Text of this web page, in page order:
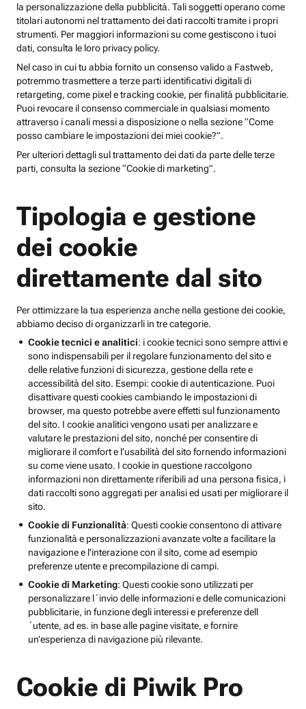
la personalizzazione della pubblicità. Tali soggetti operano come
titolari autonomi nel trattamento dei dati raccolti tramite i propri
strumenti. Per maggiori informazioni su come gestiscono i tuoi
dati, consulta le loro privacy policy.
Nel caso in cui tu abbia fornito un consenso valido a Fastweb,
potremmo trasmettere a terze parti identificativi digitali di
retargeting, come pixel e tracking cookie, per finalità pubblicitarie.
Puoi revocare il consenso commerciale in qualsiasi momento
attraverso i canali messi a disposizione o nella sezione “Come
posso cambiare le impostazioni dei miei cookie?”.
Per ulteriori dettagli sul trattamento dei dati da parte delle terze
parti, consulta la sezione “Cookie di marketing”.
Tipologia e gestione
dei cookie
direttamente dal sito
Per ottimizzare la tua esperienza anche nella gestione dei cookie,
abbiamo deciso di organizzarli in tre categorie.
Cookie tecnici e analitici: i cookie tecnici sono sempre attivi e
sono indispensabili per il regolare funzionamento del sito e
delle relative funzioni di sicurezza, gestione della rete e
accessibilità del sito. Esempi: cookie di autenticazione. Puoi
disattivare questi cookies cambiando le impostazioni di
browser, ma questo potrebbe avere effetti sul funzionamento
del sito. I cookie analitici vengono usati per analizzare e
valutare le prestazioni del sito, nonché per consentire di
migliorare il comfort e l’usabilità del sito fornendo informazioni
su come viene usato. I cookie in questione raccolgono
informazioni non direttamente riferibili ad una persona fisica, i
dati raccolti sono aggregati per analisi ed usati per migliorare il
sito.
Cookie di Funzionalità: Questi cookie consentono di attivare
funzionalità e personalizzazioni avanzate volte a facilitare la
navigazione e l'interazione con il sito, come ad esempio
preferenze utente e precompilazione di campi.
Cookie di Marketing: Questi cookie sono utilizzati per
personalizzare l´invio delle informazioni e delle comunicazioni
pubblicitarie, in funzione degli interessi e preferenze dell
´utente, ad es. in base alle pagine visitate, e fornire
un’esperienza di navigazione più rilevante.
Cookie di Piwik Pro